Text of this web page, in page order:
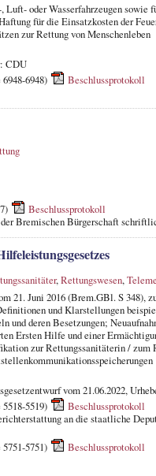
oder Wasserfahrzeugen
für die Einsatzkosten der
zur Rettung von Menschenleben
CDU
6948)
Beschlussprotokoll
Beschlussprotokoll
Bremischen Bürgerschaft
,Rettungswesen,
21. Juni 2016 (Brem.GBl. S 348),
und Klarstellungen
und deren Besetzungen;
Ersten Hilfe und einer
zur Rettungssanitäterin /
vom 21.06.2022,
5519)
Beschlussprotokoll
an die staatliche
5751)
Beschlussprotokoll